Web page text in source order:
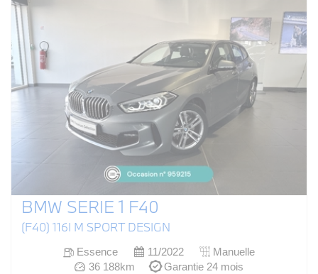
BMW SERIE 1 F40
(F40) 116I M SPORT DESIGN
Essence 11/2022
Manuelle
36 188km
Garantie 24 mois